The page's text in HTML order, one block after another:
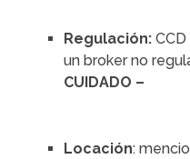
Regulación:CCD
un broker no
CUIDADO –
Locación: